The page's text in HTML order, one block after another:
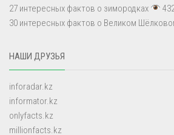
27 интересных фактов о зимородках
30 интересных фактов о Великом
НАШИ ДРУЗЬЯ
inforadar.kz
informator.kz
onlyfacts.kz
millionfacts.kz